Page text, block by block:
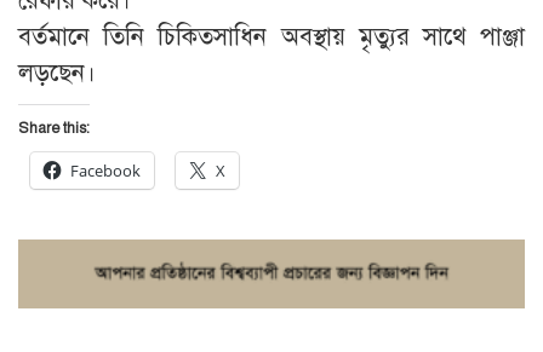
বর্তমানে তিনি চিকিতসাধিন অবস্থায় মৃত্যুর সাথে পাঞ্জা
লড়ছেন।
Share this:
Facebook X